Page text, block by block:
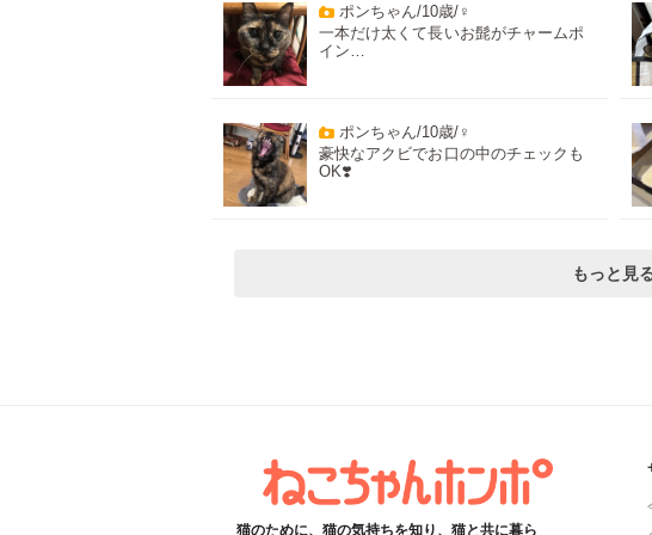
ポンちゃん/10歳/♀
一本だけ太くて長いお髭がチャームポ
イン…
ポンちゃん/10歳/♀
豪快なアクビでお口の中のチェックも
OK❣️
もっと見
猫のために、猫の気持ちを知り、猫と共に暮ら